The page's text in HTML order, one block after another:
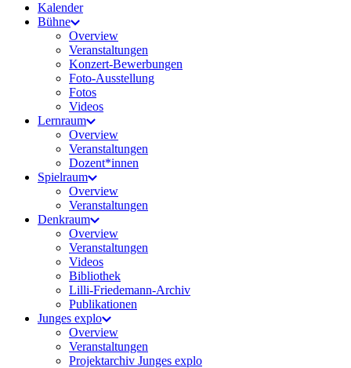
Kalender
Bühne
Overview
Veranstaltungen
Konzert-Bewerbungen
Foto-Ausstellung
Fotos
Videos
Lernraum
Overview
Veranstaltungen
Dozent*innen
Spielraum
Overview
Veranstaltungen
Denkraum
Overview
Veranstaltungen
Videos
Bibliothek
Lilli-Friedemann-Archiv
Publikationen
Junges explo
Overview
Veranstaltungen
Projektarchiv Junges explo